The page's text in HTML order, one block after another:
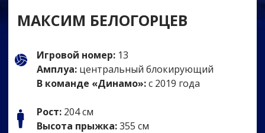
МАКСИМ БЕЛОГОРЦЕВ
Игровой номер: 13
Амплуа: центральный блокирующий
В команде «Динамо»:с 2019 года
Рост: 204 см
Высота прыжка:355 см